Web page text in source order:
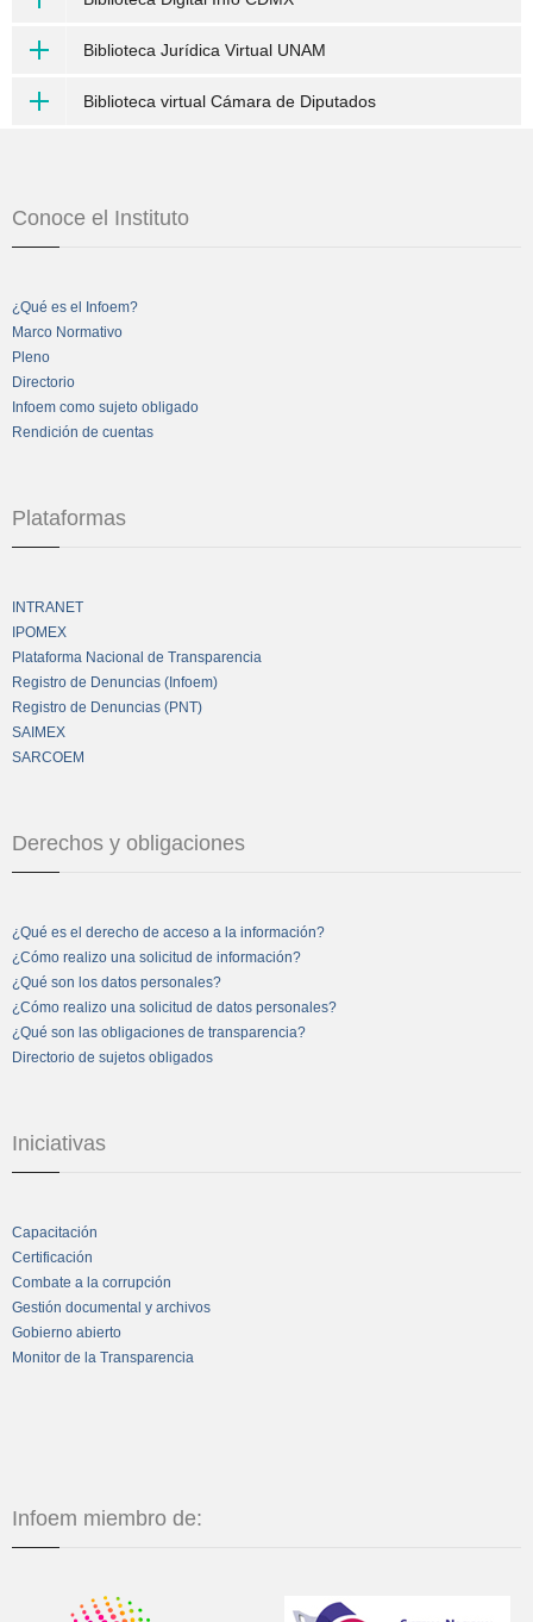
Biblioteca Jurídica Virtual UNAM
Biblioteca virtual Cámara de Diputados
Conoce el Instituto
¿Qué es el Infoem?
Marco Normativo
Pleno
Directorio
Infoem como sujeto obligado
Rendición de cuentas
Plataformas
INTRANET
IPOMEX
Plataforma Nacional de Transparencia
Registro de Denuncias (Infoem)
Registro de Denuncias (PNT)
SAIMEX
SARCOEM
Derechos y obligaciones
¿Qué es el derecho de acceso a la información?
¿Cómo realizo una solicitud de información?
¿Qué son los datos personales?
¿Cómo realizo una solicitud de datos personales?
¿Qué son las obligaciones de transparencia?
Directorio de sujetos obligados
Iniciativas
Capacitación
Certificación
Combate a la corrupción
Gestión documental y archivos
Gobierno abierto
Monitor de la Transparencia
Infoem miembro de: